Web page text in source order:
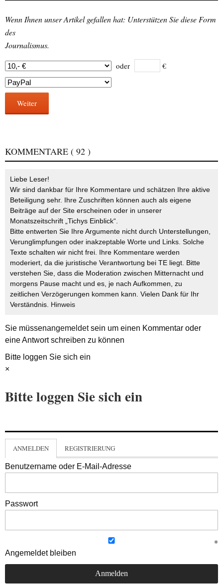
Wenn Ihnen unser Artikel gefallen hat: Unterstützen Sie diese Form
des
Journalismus.
oder €
Weiter
KOMMENTARE ( 92 )
Liebe Leser!
Wir sind dankbar für Ihre Kommentare und schätzen Ihre aktive
Beteiligung sehr. Ihre Zuschriften können auch als eigene
Beiträge auf der Site erscheinen oder in unserer
Monatszeitschrift „Tichys Einblick“.
Bitte entwerten Sie Ihre Argumente nicht durch Unterstellungen,
Verunglimpfungen oder inakzeptable Worte und Links. Solche
Texte schalten wir nicht frei. Ihre Kommentare werden
moderiert, da die juristische Verantwortung bei TE liegt. Bitte
verstehen Sie, dass die Moderation zwischen Mitternacht und
morgens Pause macht und es, je nach Aufkommen, zu
zeitlichen Verzögerungen kommen kann. Vielen Dank für Ihr
Verständnis. Hinweis
Sie müssenangemeldetsein um einen Kommentar oder
eine Antwort schreiben zu können
Bitte loggen Sie sich ein
×
Bitte loggen Sie sich ein
ANMELDEN REGISTRIERUNG
Benutzername oder E-Mail-Adresse
Passwort
Angemeldet bleiben